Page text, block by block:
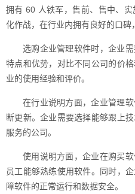
拥有 60 人铁军，售前、售中、
化作战，在行业内拥有良好的口碑
选购企业管理软件时，企业
特点和优势，对比不同公司的价
业的使用经验和评价。
在行业说明方面，企业管理
断更新。企业需要选择能够跟上
服务的公司。
使用说明方面，企业在购买
员工能够熟练使用软件。同时，
障软件的正常运行和数据安全。